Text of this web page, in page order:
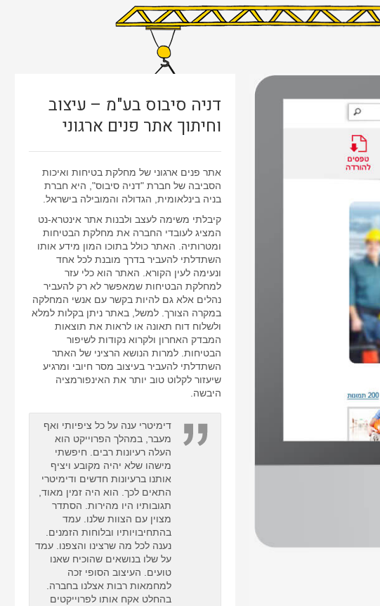
דניה סיבוס בע"מ – עיצוב
וחיתוך אתר פנים ארגוני
אתר פנים ארגוני של מחלקת בטיחות ואיכות
הסביבה של חברת "דניה סיבוס", היא חברת
בניה בינלאומית, הגדולה והמובילה בישראל.
קיבלתי משימה לעצב ולבנות אתר אינטרא-נט
המציג לעובדי החברה את מחלקת הבטיחות
ומטרותיה. האתר כולל בתוכו המון מידע אותו
השתדלתי להעביר בדרך מובנת לכל אחד
ונעימה לעין הקורא. האתר הוא כלי עזר
למחלקת הבטיחות שמאפשר לא רק להעביר
נהלים אלא גם להיות בקשר עם אנשי המחלקה
במקרה הצורך. למשל, באתר ניתן בקלות למלא
ולשלוח דוח תאונה או לראות את תוצאות
המבדק האחרון ולקרוא נקודות לשיפור
הבטיחות. למרות הנושא הרציני של האתר
השתדלתי להעביר בעיצוב מסר חיובי ומרגיע
שיעזור לקלוט טוב יותר את האינפורמציה
היבשה.
דימיטרי ענה על כל ציפיותי ואף
מעבר, במהלך הפרוייקט הוא
העלה רעיונות רבים. חיפשתי
מישהו שלא יהיה מקובע ויציף
אותנו ברעיונות חדשים ודימיטרי
התאים לכך. הוא היה זמין מאוד,
תגובותיו היו מהירות. הסתדר
מצוין עם הצוות שלנו. עמד
בהתחיבויותיו ובלוחות הזמנים.
נענה לכל מה שרצינו והצפנו. עמד
על שלו בנושאים שהוכיח שאנו
טועים. העיצוב הסופי זכה
למחמאות רבות אצלנו בחברה.
בהחלט אקח אותו לפרוייקטים